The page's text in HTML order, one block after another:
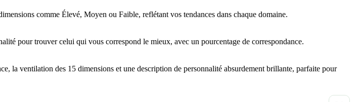
comme Élevé, Moyen ou Faible, reflétant vos tendances dans chaque domaine.
pour trouver celui qui vous correspond le mieux, avec un pourcentage de correspondance.
la ventilation des 15 dimensions et une description de personnalité absurdement brillante, parfaite pour